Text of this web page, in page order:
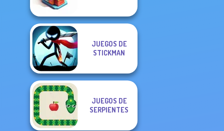
JUEGOS DE
STICKMAN
JUEGOS DE
SERPIENTES